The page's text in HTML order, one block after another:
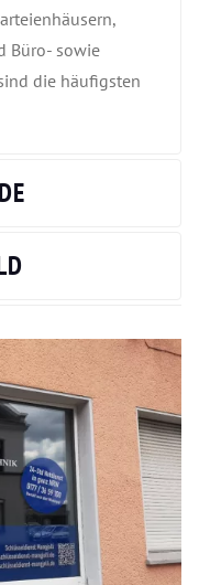
Büro- sowie
die häufigsten